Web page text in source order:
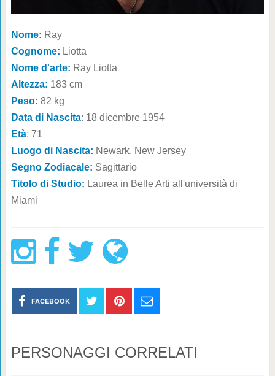
Nome: Ray
Cognome: Liotta
Nome d'arte: Ray Liotta
Altezza: 183 cm
Peso: 82 kg
Data di Nascita: 18 dicembre 1954
Età: 71
Luogo di Nascita: Newark, New Jersey
Segno Zodiacale: Sagittario
Titolo di Studio: Laurea in Belle Arti all'università di
Miami
FACEBOOK
PERSONAGGI CORRELATI